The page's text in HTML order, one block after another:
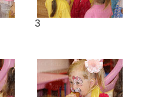
3